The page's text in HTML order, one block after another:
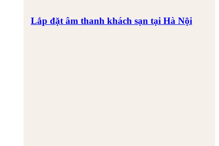
Lắp đặt âm thanh khách sạn tại Hà Nội